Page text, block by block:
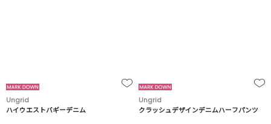
Ungrid
ハイウエストバギーデニム
Ungrid
クラッシュデザインデニムハーフパンツ